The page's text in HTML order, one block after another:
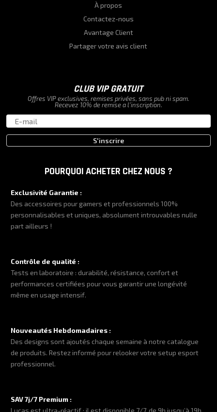
À propos
Contactez-nous
Avantage Client
Partager votre avis client
CLUB VIP GRATUIT
Offres VIP exclusives, remises privées, sans pub ni spam.
Recevez 10% de remise a l’inscription.
S'inscrire
POURQUOI ACHETER CHEZ NOUS ?
Exclusivité Garantie :
Des accessoires pour gamers et professionnels 100%
personnalisables et uniques, absolument introuvables nulle
part ailleurs !
Contrôle de qualité :
Tests en laboratoire : durabilité, résistance, confort et
performances certifiées pour vous garantir une longévité
même en usage intensif.
Nouveautés Hebdomadaires :
Des designs sont ajoutés chaque semaine à notre catalogue
de produits. Restez informé pour relooker votre setup esport
professionnel.
SAV 7j/7 Premium :
Lucas est ultra-réactif : il est disponible 7/7, de 9h jusqu’à 19h,